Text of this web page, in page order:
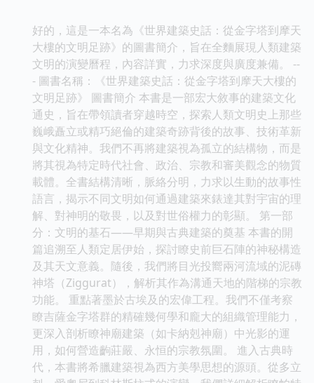
好的，這是一本名為《世界建築史話：從金字塔到摩天
大樓的文明足跡》的圖書簡介，旨在全麵展現人類建築
文明的演變曆程，內容詳實，力求深度與廣度兼備。 --
- 圖書名稱：《世界建築史話：從金字塔到摩天大樓的
文明足跡》 圖書簡介 本書是一部宏大敘事的建築文化
通史，旨在帶領讀者穿越時空，探索人類文明史上那些
巍峨矗立或精巧絕倫的建築奇跡背後的故事、技術革新
與文化精神。我們不再將建築視為孤立的結構物，而是
將其視為特定時代社會、政治、宗教和審美觀念的物質
載體。全書結構清晰，脈絡分明，力求以生動的故事性
語言，揭示不同文明如何通過建築來錶達其對宇宙的理
解、對神明的敬畏，以及對世俗權力的彰顯。 第一部
分：文明的基石——早期與古典建築的奠基 本書的開
篇追溯至人類定居伊始，探討瞭史前巨石陣的神秘構造
及其天文意義。隨後，我們將目光投嚮兩河流域的泥磚
神塔（Ziggurat），解析其作為溝通天地的階梯的宗教
功能。 重點著墨於古埃及的宏偉工程。我們不僅考察
瞭吉薩金字塔群的精確幾何學和龐大的組織管理能力，
更深入剖析瞭神廟建築（如卡納剋神廟）中光影的運
用，如何營造齣莊嚴、永恒的宗教氛圍。 進入古典時
代，本書將希臘建築視為西方美學思想的源頭。從多立